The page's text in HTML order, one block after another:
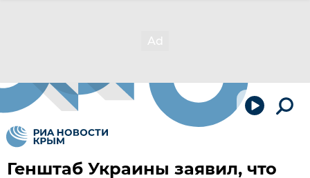
Генштаб Украины заявил, что